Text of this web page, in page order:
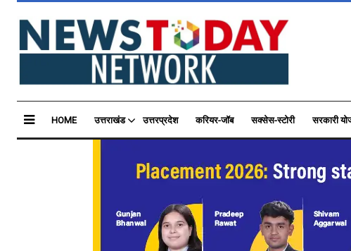
HOME उत्तराखंड उत्तरप्रदेश करियर-जॉब सक्सेस-स्टोरी सरकारी